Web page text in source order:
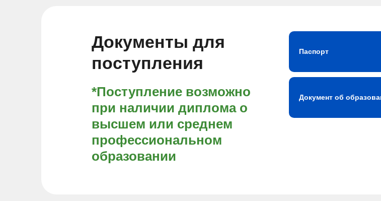
Документы для
поступления
*Поступление возможно
при наличии диплома о
высшем или среднем
профессиональном
образовании
Паспорт
Документ об